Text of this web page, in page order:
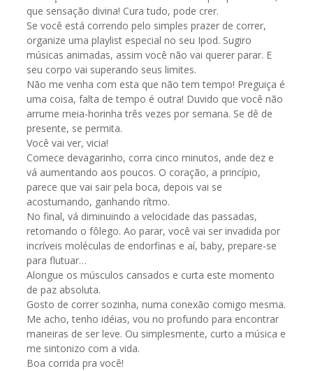
que sensação divina! Cura tudo, pode crer.
Se você está correndo pelo simples prazer de correr,
organize uma playlist especial no seu Ipod. Sugiro
músicas animadas, assim você não vai querer parar. E
seu corpo vai superando seus limites.
Não me venha com esta que não tem tempo! Preguiça é
uma coisa, falta de tempo é outra! Duvido que você não
arrume meia-horinha três vezes por semana. Se dê de
presente, se permita.
Você vai ver, vicia!
Comece devagarinho, corra cinco minutos, ande dez e
vá aumentando aos poucos. O coração, a princípio,
parece que vai sair pela boca, depois vai se
acostumando, ganhando rítmo.
No final, vá diminuindo a velocidade das passadas,
retomando o fôlego. Ao parar, você vai ser invadida por
incríveis moléculas de endorfinas e aí, baby, prepare-se
para flutuar…
Alongue os músculos cansados e curta este momento
de paz absoluta.
Gosto de correr sozinha, numa conexão comigo mesma.
Me acho, tenho idéias, vou no profundo para encontrar
maneiras de ser leve. Ou simplesmente, curto a música e
me sintonizo com a vida.
Boa corrida pra você!